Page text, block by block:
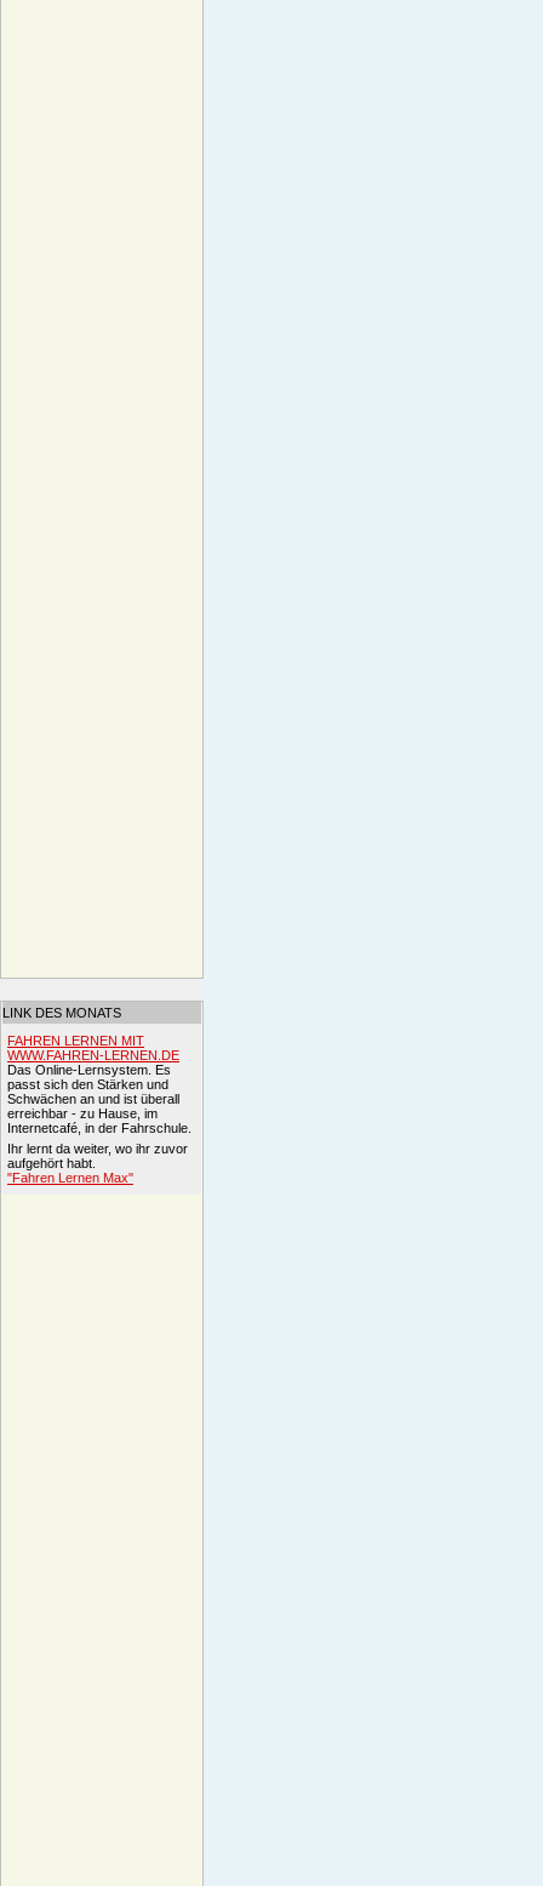
LINK DES MONATS
FAHREN LERNEN MIT
WWW.FAHREN-LERNEN.DE
Das Online-Lernsystem. Es
passt sich den Stärken und
Schwächen an und ist überall
erreichbar - zu Hause, im
Internetcafé, in der Fahrschule.
Ihr lernt da weiter, wo ihr zuvor
aufgehört habt.
"Fahren Lernen Max"